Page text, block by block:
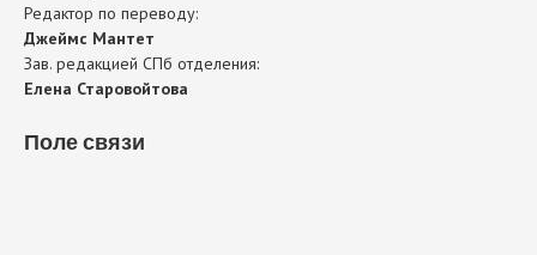
Редактор по переводу:
Джеймс Мантет
Зав. редакцией СПб отделения:
Елена Старовойтова
Поле связи